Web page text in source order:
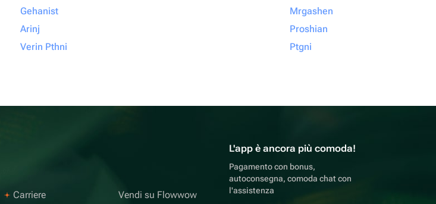
Gehanist
Arinj
Verin Pthni
Mrgashen
Proshian
Ptgni
Carriere Vendi su Flowwow
L'app è ancora più comoda!
Pagamento con bonus,
autoconsegna, comoda chat con
l'assistenza